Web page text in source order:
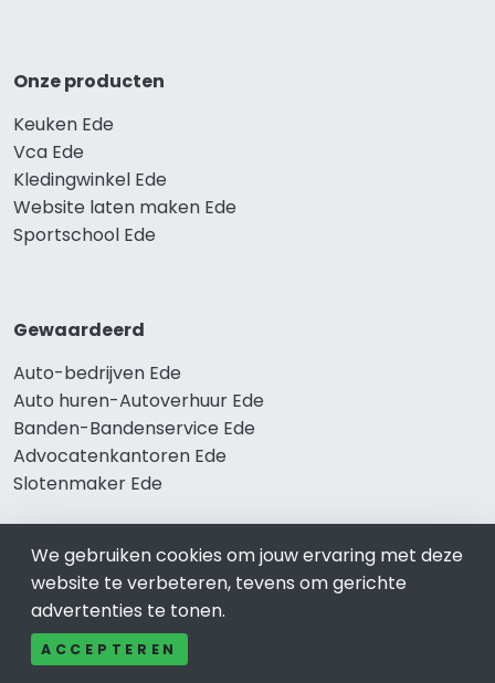
Onze producten
Keuken Ede
Vca Ede
Kledingwinkel Ede
Website laten maken Ede
Sportschool Ede
Gewaardeerd
Auto-bedrijven Ede
Auto huren-Autoverhuur Ede
Banden-Bandenservice Ede
Advocatenkantoren Ede
Slotenmaker Ede
Populair
Woningruil Ede
Prive Spa-Sauna Ede
We gebruiken cookies om jouw ervaring met deze
website te verbeteren, tevens om gerichte
advertenties te tonen.
ACCEPTEREN